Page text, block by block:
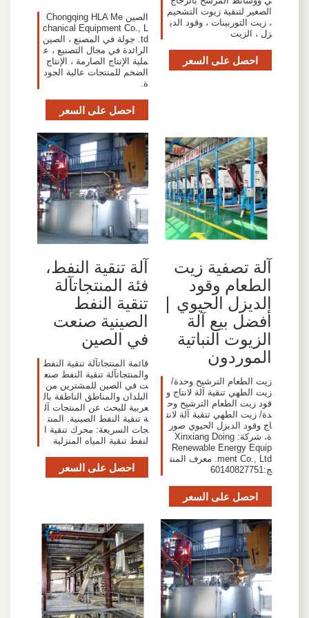
الصغير لتنقية زيوت التشحيم
، زيت التوربينات ، وقود الدي
زل ، الزيت
احصل على السعر
الصين Chongqing HLA Me
chanical Equipment Co., L
td. جولة في المصنع ، الصين
الرائدة في مجال التصنيع ، ع
ملية الإنتاج الصارمة ، الإنتاج
الضخم للمنتجات عالية الجود
ة.
احصل على السعر
آلة تصفية زيت
الطعام وقود
الديزل الحيوي |
أفضل بيع آلة
الزيوت النباتية
الموردون
زيت الطعام الترشيح وحدة/
زيت الطهي تنقية آلة لانتاج و
قود زيت الطعام الترشيح وح
دة/ زيت الطهي تنقية آلة لانت
اج وقود الديزل الحيوي صور
ة، شركة: Xinxiang Doing
Renewable Energy Equip
ment Co., Ltd. معرف المنت
ج:60140827751
احصل على السعر
آلة تنقية النفط،
فئة المنتجاتآلة
تنقية النفط
الصينية صنعت
في الصين
قائمة المنتجاتآلة تنقية النفط
والمنتجاتآلة تنقية النفط صنع
ت في الصين للمشترين من
البلدان والمناطق الناطقة بال
عربية للبحث عن المنتجات آل
ة تنقية النفط الصينية. المنت
جات السريعة: محرك تنقية ا
لنفط تنقية المياه المنزلية
احصل على السعر